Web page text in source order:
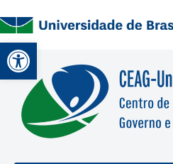
Abrir a barra de